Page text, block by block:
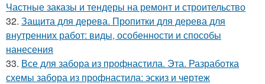
Частные заказы и тендеры на ремонт и строительство
32. Защита для дерева. Пропитки для дерева для
внутренних работ: виды, особенности и способы
нанесения
33. Все для забора из профнастила. Эта. Разработка
схемы забора из профнастила: эскиз и чертеж